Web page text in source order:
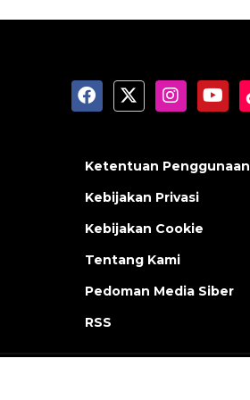
Ketentuan Penggunaan
Kebijakan Privasi
Kebijakan Cookie
Tentang Kami
Pedoman Media Siber
RSS